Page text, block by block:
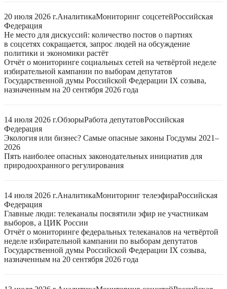
20 июля 2026 г.АналитикаМониторинг соцсетейРоссийская
Федерация
Не место для дискуссий: количество постов о партиях
в соцсетях сокращается, запрос людей на обсуждение
политики и экономики растёт
Отчёт о мониторинге социальных сетей на четвёртой неделе
избирательной кампании по выборам депутатов
Государственной думы Российской Федерации IX созыва,
назначенным на 20 сентября 2026 года
14 июля 2026 г.ОбзорыРабота депутатовРоссийская
Федерация
Экология или бизнес? Самые опасные законы Госдумы 2021–
2026
Пять наиболее опасных законодательных инициатив для
природоохранного регулирования
14 июля 2026 г.АналитикаМониторинг телеэфираРоссийская
Федерация
Главные люди: телеканалы посвятили эфир не участникам
выборов, а ЦИК России
Отчёт о мониторинге федеральных телеканалов на четвёртой
неделе избирательной кампании по выборам депутатов
Государственной думы Российской Федерации IX созыва,
назначенным на 20 сентября 2026 года